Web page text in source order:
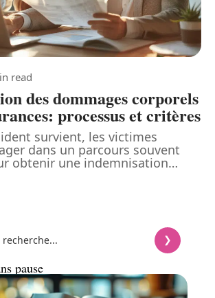
read
des dommages corporels
processus et critères
survient, les victimes
dans un parcours souvent
obtenir une indemnisation…
pause